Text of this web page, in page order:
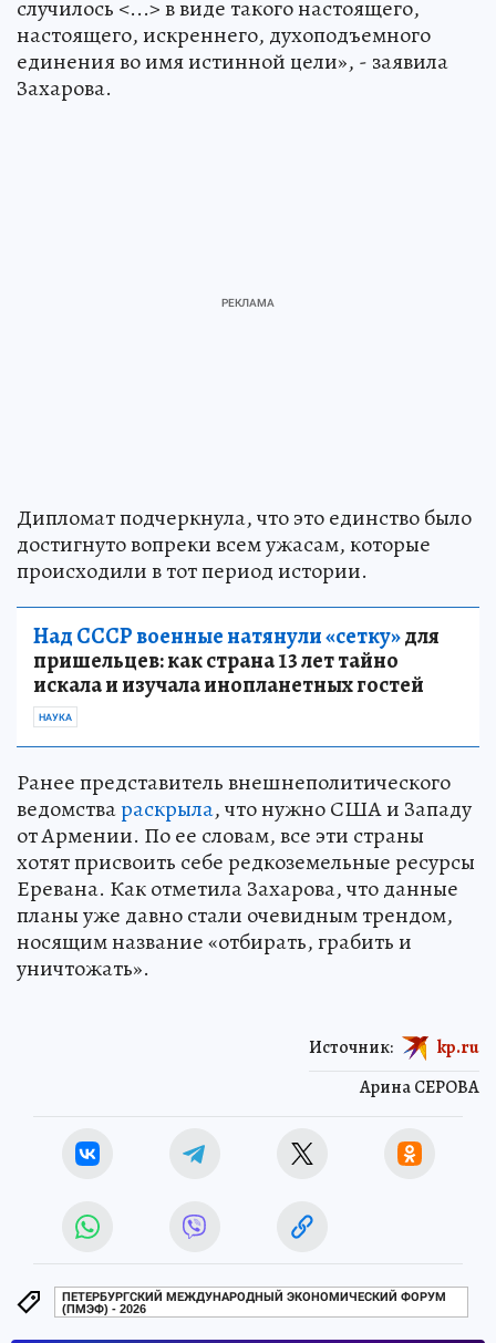
случилось <...> в виде такого настоящего,
настоящего, искреннего, духоподъемного
единения во имя истинной цели», - заявила
Захарова.
Дипломат подчеркнула, что это единство было
достигнуто вопреки всем ужасам, которые
происходили в тот период истории.
Над СССР военные натянули «сетку»для
пришельцев: как страна 13 лет тайно
искала и изучала инопланетных гостей
НАУКА
Ранее представитель внешнеполитического
ведомствараскрыла, что нужно США и Западу
от Армении. По ее словам, все эти страны
хотят присвоить себе редкоземельные ресурсы
Еревана. Как отметила Захарова, что данные
планы уже давно стали очевидным трендом,
носящим название «отбирать, грабить и
уничтожать».
Арина СЕРОВА
Источник: kp.ru
ПЕТЕРБУРГСКИЙ МЕЖДУНАРОДНЫЙ ЭКОНОМИЧЕСКИЙ ФОРУМ
(ПМЭФ) - 2026